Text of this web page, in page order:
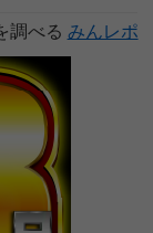
調べる みんレポ